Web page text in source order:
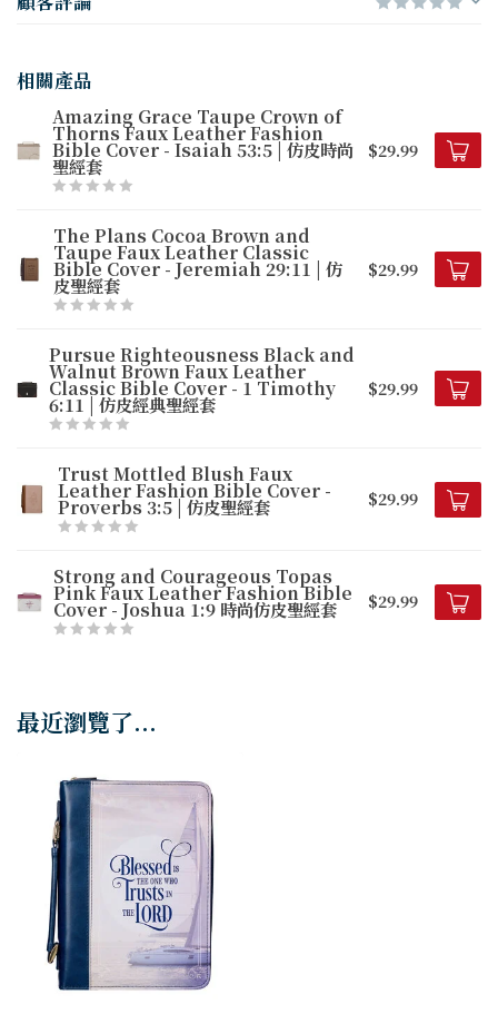
相關產品
Amazing Grace Taupe Crown of
Thorns Faux Leather Fashion
Bible Cover - Isaiah 53:5 | 仿皮時尚
聖經套
$29.99
The Plans Cocoa Brown and
Taupe Faux Leather Classic
Bible Cover - Jeremiah 29:11 | 仿
皮聖經套
$29.99
Pursue Righteousness Black and
Walnut Brown Faux Leather
Classic Bible Cover - 1 Timothy
6:11 | 仿皮經典聖經套
$29.99
Trust Mottled Blush Faux
Leather Fashion Bible Cover -
Proverbs 3:5 | 仿皮聖經套 $29.99
Strong and Courageous Topas
Pink Faux Leather Fashion Bible
Cover - Joshua 1:9 時尚仿皮聖經套 $29.99
最近瀏覽了...